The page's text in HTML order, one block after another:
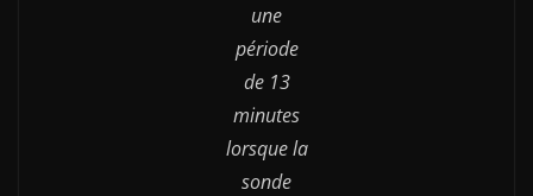
une
période
de 13
minutes
lorsque la
sonde